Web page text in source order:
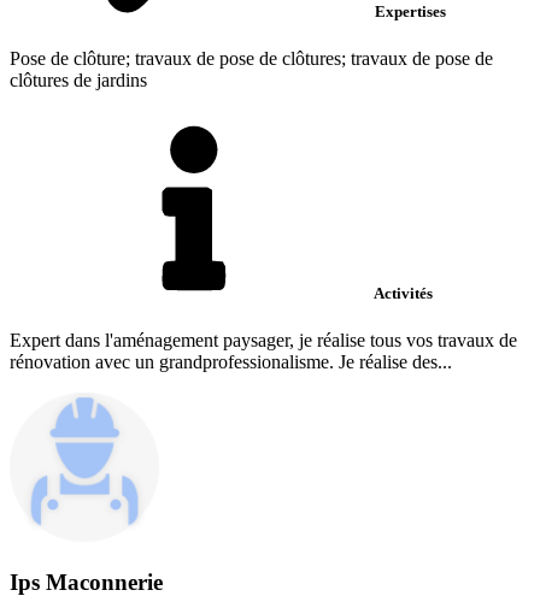
Expertises
Pose de clôture; travaux de pose de clôtures; travaux de pose de
clôtures de jardins
Activités
Expert dans l'aménagement paysager, je réalise tous vos travaux de
rénovation avec un grandprofessionalisme. Je réalise des...
Ips Maconnerie